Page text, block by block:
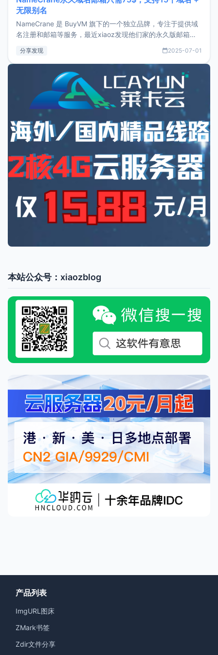
无限别名
NameCrane 是 BuyVM 旗下的一个独立品牌，专注于提供域
名注册和邮箱等服务，最近xiaoz发现他们家的永久版邮箱服
又实惠的域名邮箱，不妨尝试一下 NameCrane。注册
NameCraneNameCrane不支持直接注册，必须要购买
分享发现 2025-07-01
本站公众号：xiaozblog
产品列表
ImgURL图床
ZMark书签
Zdir文件分享